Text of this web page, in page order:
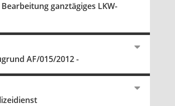
ganztägiges LKW-
AF/015/2012 -